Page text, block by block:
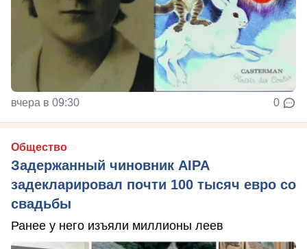
вчера в 09:30 0
Общество
Задержанный чиновник AIPA
задекларировал почти 100 тысяч евро со
свадьбы
Ранее у него изъяли миллионы леев